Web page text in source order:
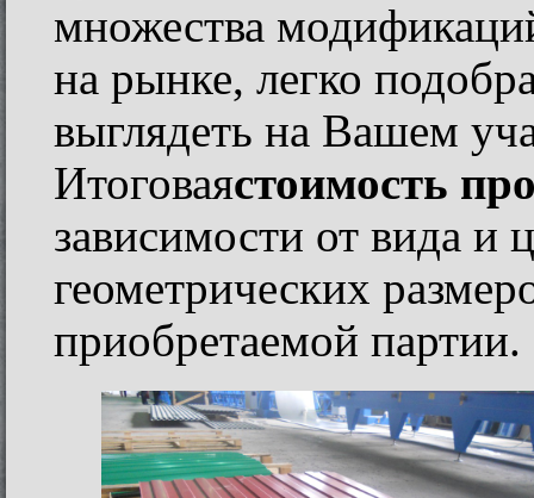
множества
на рынке, легко
выглядеть на Вашем
Итоговаястоимость
зависимости от вида и
геометрических
приобретаемой партии.